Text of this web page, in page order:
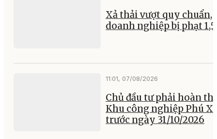
Xả thải vượt quy chuẩn,
doanh nghiệp bị phạt
11:01, 07/08/2026
Chủ đầu tư phải hoàn
Khu công nghiệp Phú
trước ngày 31/10/2026